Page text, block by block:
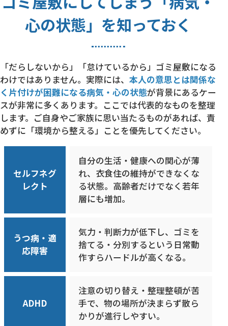
心の状態」を知っておく
「だらしないから」「怠けているから」ゴミ屋敷になる
わけではありません。実際には、 本人の意思とは関係な
く片付けが困難になる病気・心の状態が背景にあるケー
スが非常に多くあります。ここでは代表的なものを整理
します。ご自身やご家族に思い当たるものがあれば、責
めずに「環境から整える」ことを優先してください。
セルフネグ
レクト
自分の生活・健康への関心が薄
れ、衣食住の維持ができなくな
る状態。高齢者だけでなく若年
層にも増加。
うつ病・適
応障害
気力・判断力が低下し、ゴミを
捨てる・分別するという日常動
作すらハードルが高くなる。
ADHD
注意の切り替え・整理整頓が苦
手で、物の場所が決まらず散ら
かりが進行しやすい。